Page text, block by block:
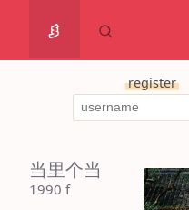
register
当里个当
1990 f